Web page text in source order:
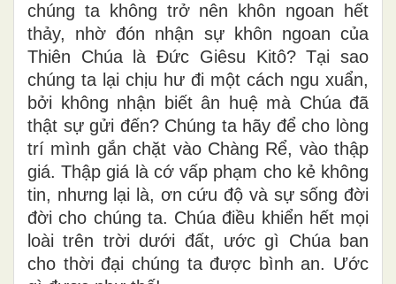
chúng ta không trở nên khôn ngoan hết
thảy, nhờ đón nhận sự khôn ngoan của
Thiên Chúa là Đức Giêsu Kitô? Tại sao
chúng ta lại chịu hư đi một cách ngu xuẩn,
bởi không nhận biết ân huệ mà Chúa đã
thật sự gửi đến? Chúng ta hãy để cho lòng
trí mình gắn chặt vào Chàng Rể, vào thập
giá. Thập giá là cớ vấp phạm cho kẻ không
tin, nhưng lại là, ơn cứu độ và sự sống đời
đời cho chúng ta. Chúa điều khiển hết mọi
loài trên trời dưới đất, ước gì Chúa ban
cho thời đại chúng ta được bình an. Ước